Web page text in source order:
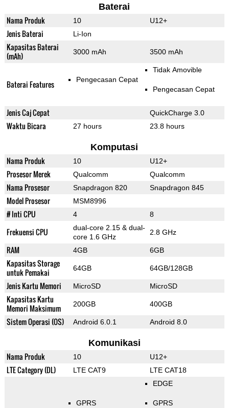
Baterai
Nama Produk 10 U12+
Jenis Baterai Li-Ion
Kapasitas Baterai
(mAh)
3000 mAh 3500 mAh
Baterai Features Pengecasan Cepat
Tidak Amovible
Pengecasan Cepat
Jenis Caj Cepat QuickCharge 3.0
Waktu Bicara 27 hours 23.8 hours
Komputasi
Nama Produk 10 U12+
Prosesor Merek Qualcomm Qualcomm
Nama Prosesor Snapdragon 820 Snapdragon 845
Model Prosesor MSM8996
# Inti CPU 4 8
Frekuensi CPU
dual-core 2.15 & dual-
core 1.6 GHz
2.8 GHz
RAM 4GB 6GB
Kapasitas Storage
untuk Pemakai
64GB 64GB/128GB
Jenis Kartu Memori MicroSD MicroSD
Kapasitas Kartu
Memori Maksimum
200GB 400GB
Sistem Operasi (OS) Android 6.0.1 Android 8.0
Komunikasi
Nama Produk 10 U12+
LTE Category (DL) LTE CAT9 LTE CAT18
GPRS
EDGE
GPRS